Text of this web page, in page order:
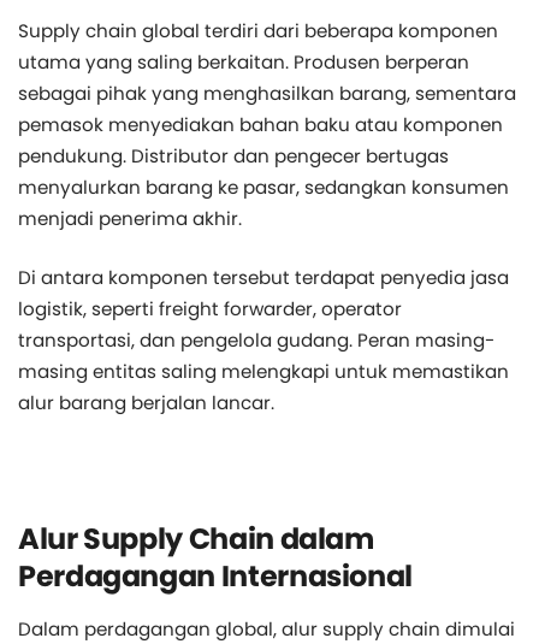
Supply chain global terdiri dari beberapa komponen
utama yang saling berkaitan. Produsen berperan
sebagai pihak yang menghasilkan barang, sementara
pemasok menyediakan bahan baku atau komponen
pendukung. Distributor dan pengecer bertugas
menyalurkan barang ke pasar, sedangkan konsumen
menjadi penerima akhir.
Di antara komponen tersebut terdapat penyedia jasa
logistik, seperti freight forwarder, operator
transportasi, dan pengelola gudang. Peran masing-
masing entitas saling melengkapi untuk memastikan
alur barang berjalan lancar.
Alur Supply Chain dalam
Perdagangan Internasional
Dalam perdagangan global, alur supply chain dimulai